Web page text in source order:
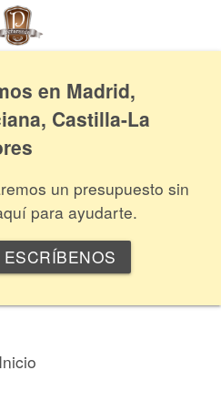
en Madrid,
Castilla-La
un presupuesto sin
para ayudarte.
ESCRÍBENOS
Inicio